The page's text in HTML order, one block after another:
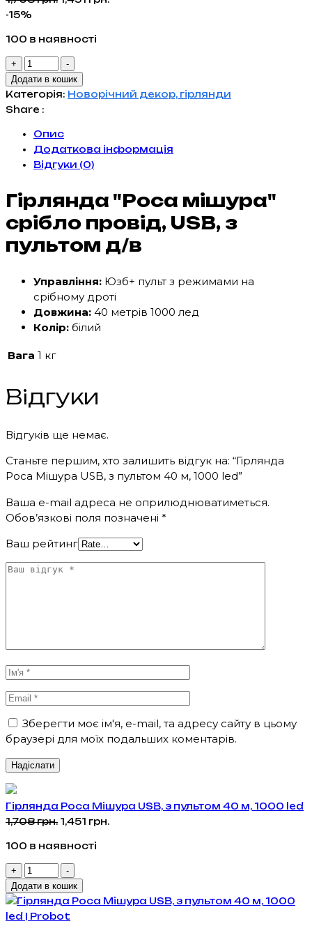
-15%
100 в наявності
+
Гірлянда
Роса
Мішура
USB,
пультом
40
м,
led
кількість
-
Додати в кошик
Категорія: Новорічний декор, гірлянди
Share :
Опис
Додаткова інформація
Відгуки (0)
Гірлянда "Роса мішура"
срібло провід, USB, з
пультом д/в
Управління: Юзб+ пульт з режимами на
срібному дроті
Довжина: 40 метрів 1000 лед
Колір: білий
Вага 1 кг
Відгуки
Відгуків ще немає.
Станьте першим, хто залишить відгук на: “Гірлянда
Роса Мішура USB, з пультом 40 м, 1000 led”
Ваша e-mail адреса не оприлюднюватиметься.
Обов’язкові поля позначені *
Ваш рейтинг
Зберегти моє ім'я, e-mail, та адресу сайту в цьому
браузері для моїх подальших коментарів.
Гірлянда Роса Мішура USB, з пультом 40 м, 1000 led
1,708грн. Оригінальна
1,708 грн..
1,451 грн.Поточна
100 в наявності
+
Гірлянда
Роса
Мішура
USB,
-
Додати в кошик